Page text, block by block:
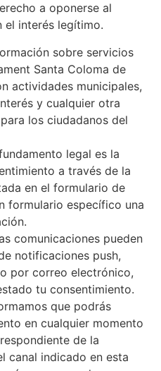
a oponerse al
el interés legítimo.
sobre servicios
Santa Coloma de
actividades municipales,
y cualquier otra
los ciudadanos del
legal es la
a través de la
en el formulario de
formulario específico una
comunicaciones pueden
notificaciones push,
por correo electrónico,
tu consentimiento.
que podrás
en cualquier momento
de la
canal indicado en esta